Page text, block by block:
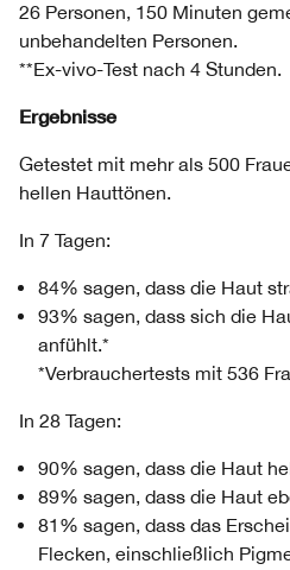
26 Personen, 150 Minuten
unbehandelten Personen.
**Ex-vivo-Test nach 4 Stunden.
Ergebnisse
Getestet mit mehr als 500
hellen Hauttönen.
In 7 Tagen:
84% sagen, dass die Haut
93% sagen, dass sich die
anfühlt.*
*Verbrauchertests mit 536
In 28 Tagen:
90% sagen, dass die Haut
89% sagen, dass die Haut
81% sagen, dass das
Flecken, einschließlich